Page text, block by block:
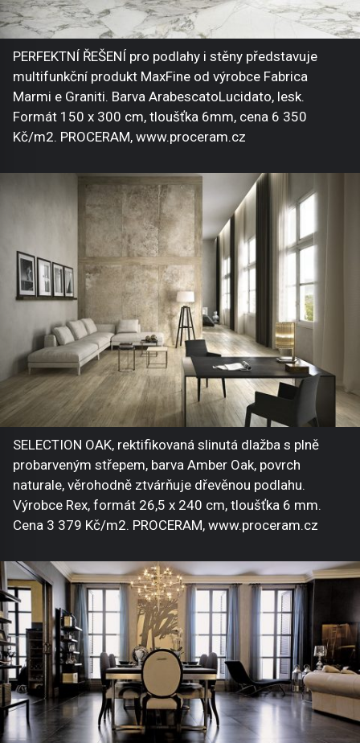
PERFEKTNÍ ŘEŠENÍ pro podlahy i stěny představuje
multifunkční produkt MaxFine od výrobce Fabrica
Marmi e Graniti. Barva ArabescatoLucidato, lesk.
Formát 150 x 300 cm, tloušťka 6mm, cena 6 350
Kč/m2. PROCERAM, www.proceram.cz
SELECTION OAK, rektifikovaná slinutá dlažba s plně
probarveným střepem, barva Amber Oak, povrch
naturale, věrohodně ztvárňuje dřevěnou podlahu.
Výrobce Rex, formát 26,5 x 240 cm, tloušťka 6 mm.
Cena 3 379 Kč/m2. PROCERAM, www.proceram.cz